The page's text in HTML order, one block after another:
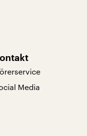
Media